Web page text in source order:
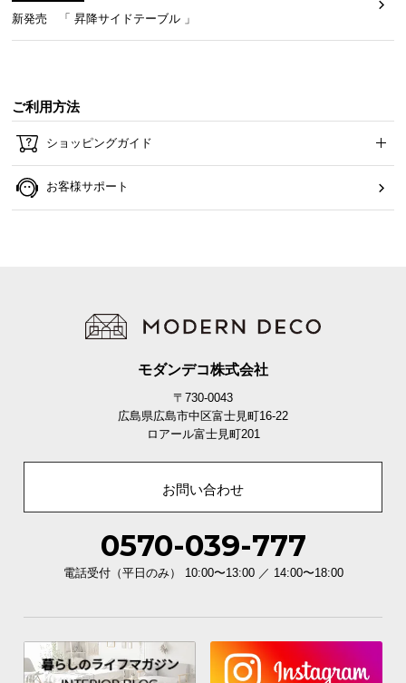
パーツが付属しています。
新発売 「 昇降サイドテーブル 」
ご利用方法
ショッピングガイド
お客様サポート
モダンデコ株式会社
〒730-0043
広島県広島市中区富士見町16-22
ロアール富士見町201
お問い合わせ
0570-039-777
電話受付（平日のみ） 10:00〜13:00 ／ 14:00〜18:00